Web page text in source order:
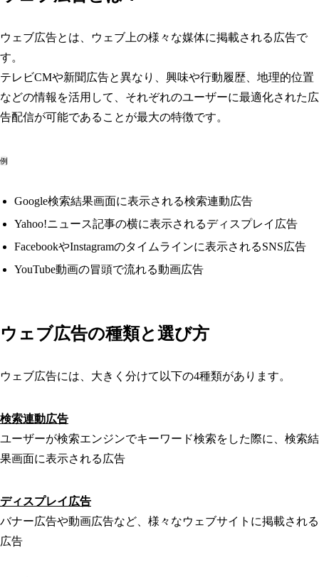
ウェブ広告とは、ウェブ上の様々な媒体に掲載される広告で
す。
テレビCMや新聞広告と異なり、興味や行動履歴、地理的位置
などの情報を活用して、それぞれのユーザーに最適化された広
告配信が可能であることが最大の特徴です。
例
Google検索結果画面に表示される検索連動広告
Yahoo!ニュース記事の横に表示されるディスプレイ広告
FacebookやInstagramのタイムラインに表示されるSNS広告
YouTube動画の冒頭で流れる動画広告
ウェブ広告の種類と選び方
ウェブ広告には、大きく分けて以下の4種類があります。
検索連動広告
ユーザーが検索エンジンでキーワード検索をした際に、検索結
果画面に表示される広告
ディスプレイ広告
バナー広告や動画広告など、様々なウェブサイトに掲載される
広告